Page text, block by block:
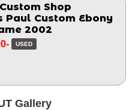
Shop
Paul Custom Ebony
2002
USED
Gallery